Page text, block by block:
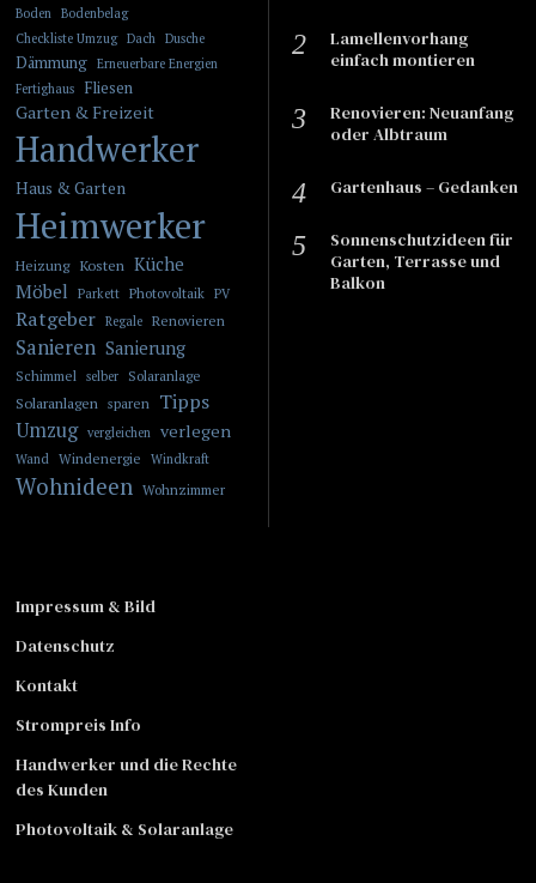
Boden
Bodenbelag
Checkliste Umzug Dach Dusche
Dämmung
Erneuerbare Energien
Fertighaus
Fliesen
Garten & Freizeit
Handwerker
Haus & Garten
Heimwerker
Heizung Kosten Küche
Möbel Parkett Photovoltaik PV
Ratgeber Regale Renovieren
Sanieren Sanierung
Schimmel selber Solaranlage
Solaranlagen sparen Tipps
Umzug vergleichen verlegen
Wand Windenergie Windkraft
Wohnideen Wohnzimmer
Lamellenvorhang
einfach montieren
​​Renovieren: Neuanfang
oder Albtraum
Gartenhaus – Gedanken
Sonnenschutzideen für
Garten, Terrasse und
Balkon
Impressum & Bild
Datenschutz
Kontakt
Strompreis Info
Handwerker und die Rechte
des Kunden
Photovoltaik & Solaranlage